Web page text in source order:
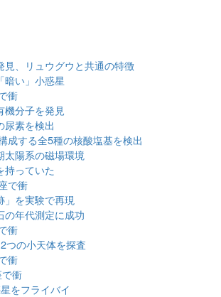
、リュウグウと共通の特徴
暗い」小惑星
衝
機分子を発見
尿素を検出
成する全5種の核酸塩基を検出
太陽系の磁場環境
持っていた
で衝
」を実験で再現
の年代測定に成功
衝
つの小天体を探査
衝
衝
をフライバイ